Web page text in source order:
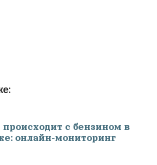
происходит с бензином в
онлайн-мониторинг